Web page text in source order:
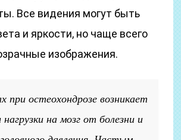
Все видения могут быть
и яркости, но чаще всего
изображения.
при остеохондрозе возникает
нагрузки на мозг от болезни и